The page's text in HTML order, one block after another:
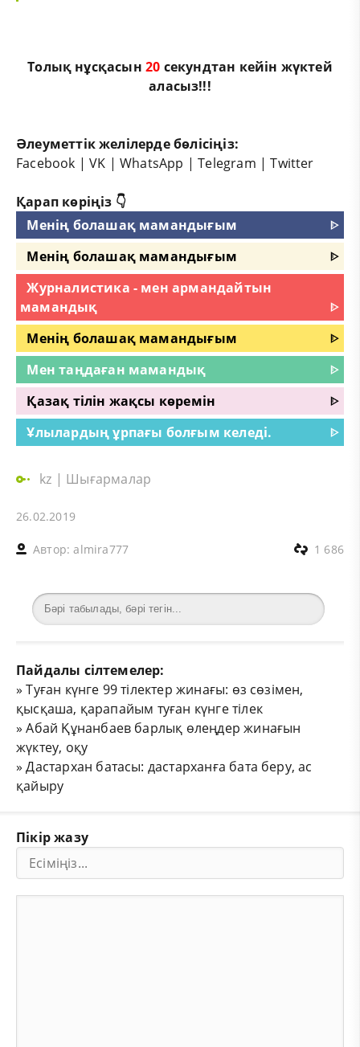
Толық нұсқасын20 секундтан кейін жүктей
аласыз!!!
Әлеуметтік желілерде бөлісіңіз:
Facebook |VK |WhatsApp |Telegram |Twitter
Қарап көріңіз 👇
Менің болашақ мамандығым
ᐈ
Менің болашақ мамандығым
ᐈ
Журналистика - мен армандайтын
мамандық
ᐈ
Менің болашақ мамандығым
ᐈ
Мен таңдаған мамандық
ᐈ
Қазақ тілін жақсы көремін
ᐈ
Ұлылардың ұрпағы болғым келеді.
ᐈ
kz | Шығармалар
26.02.2019
Автор:almira777 1 686
Пайдалы сілтемелер:
»Туған күнге 99 тілектер жинағы: өз сөзімен,
қысқаша, қарапайым туған күнге тілек
»Абай Құнанбаев барлық өлеңдер жинағын
жүктеу, оқу
»Дастархан батасы: дастарханға бата беру, ас
қайыру
Пікір жазу